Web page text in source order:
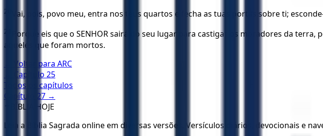
20 Vai, pois, povo meu, entra nos teus quartos e fecha as tuas portas sobre ti;
21
Porque eis que o SENHOR sairá do seu lugar para castigar os moradores da
aqueles que foram mortos.
← Voltar para ARC
← Capítulo 25
Todos os capítulos
Capítulo
27 →
BÍBLIA HOJE
Leia a Bíblia Sagrada online em diversas versões. Versículos diários, devocionais e